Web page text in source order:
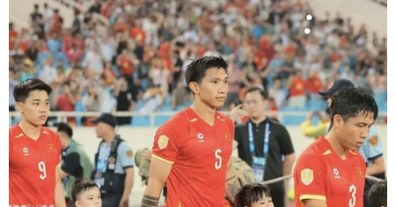
Thủ tướng Xanana Gusmao. (Ảnh: Reuters)
Ngày 9/2, Tổng thống Timor Leste Taur Matan
Ruak đã chấp thuận đơn từ chức của Thủ tướng
Xanana Gusmao, dọn đường cho một cuộc cải tổ
lớn trong chính phủ.